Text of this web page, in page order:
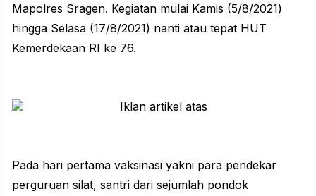
Mapolres Sragen. Kegiatan mulai Kamis (5/8/2021)
hingga Selasa (17/8/2021) nanti atau tepat HUT
Kemerdekaan RI ke 76.
Pada hari pertama vaksinasi yakni para pendekar
perguruan silat, santri dari sejumlah pondok